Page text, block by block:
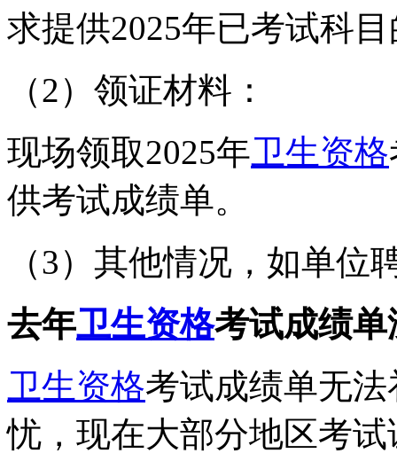
求提供2025年已考试科
（2）领证材料：
现场领取2025年卫生资格
供考试成绩单。
（3）其他情况，如单位
去年卫生资格考试成绩
卫生资格考试成绩单无
忧，现在大部分地区考